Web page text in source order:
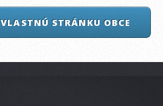
STRÁNKU OBCE